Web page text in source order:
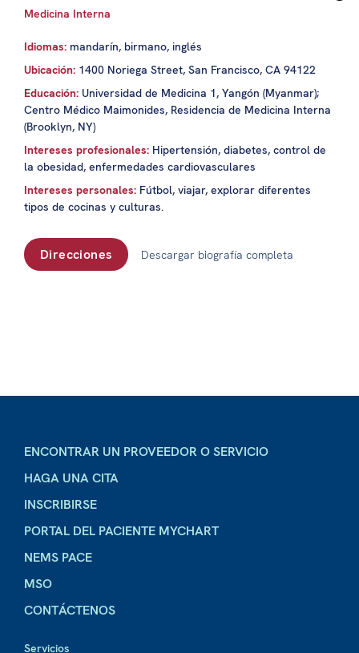
Medicina Interna
Idiomas: mandarín, birmano, inglés
Ubicación: 1400 Noriega Street, San Francisco, CA 94122
Educación: Universidad de Medicina 1, Yangón (Myanmar);
Centro Médico Maimonides, Residencia de Medicina Interna
(Brooklyn, NY)
Intereses profesionales: Hipertensión, diabetes, control de
la obesidad, enfermedades cardiovasculares
Intereses personales: Fútbol, viajar, explorar diferentes
tipos de cocinas y culturas.
Direcciones Descargar biografía completa
ENCONTRAR UN PROVEEDOR O SERVICIO
HAGA UNA CITA
INSCRIBIRSE
PORTAL DEL PACIENTE MYCHART
NEMS PACE
MSO
CONTÁCTENOS
Servicios